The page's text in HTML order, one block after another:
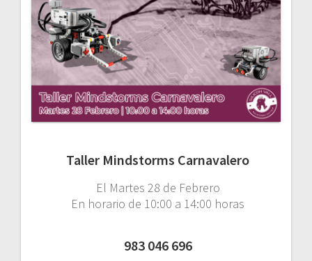
Taller Mindstorms Carnavalero
El Martes 28 de Febrero
En horario de 10:00 a 14:00 horas
983 046 696